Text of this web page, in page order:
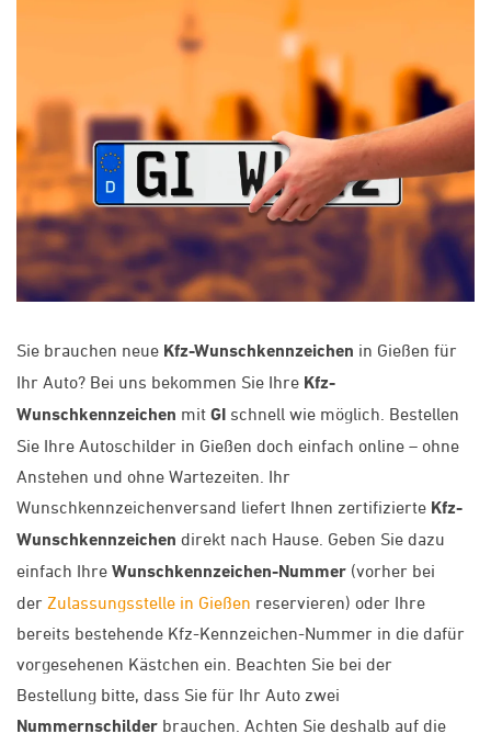
Sie brauchen neue Kfz-Wunschkennzeichen in Gießen für
Ihr Auto? Bei uns bekommen Sie Ihre Kfz-
Wunschkennzeichen mit GI schnell wie möglich. Bestellen
Sie Ihre Autoschilder in Gießen doch einfach online – ohne
Anstehen und ohne Wartezeiten. Ihr
Wunschkennzeichenversand liefert Ihnen zertifizierte Kfz-
Wunschkennzeichen direkt nach Hause. Geben Sie dazu
einfach Ihre Wunschkennzeichen-Nummer (vorher bei
der Zulassungsstelle in Gießen reservieren) oder Ihre
bereits bestehende Kfz-Kennzeichen-Nummer in die dafür
vorgesehenen Kästchen ein. Beachten Sie bei der
Bestellung bitte, dass Sie für Ihr Auto zwei
Nummernschilder brauchen. Achten Sie deshalb auf die